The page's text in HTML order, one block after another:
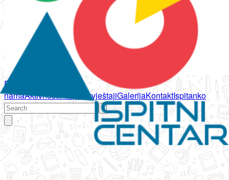
Početna
namaAktivnostiPropisi IzvještajiGalerijaKontaktIspitanko